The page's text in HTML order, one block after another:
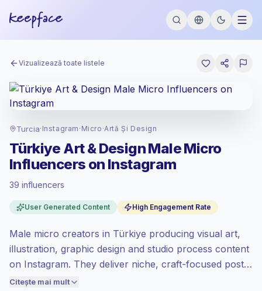
Vizualizează toate listele
Turcia· Instagram · Micro ·Artă Și Design
Türkiye Art & Design Male Micro
Influencers on Instagram
39 influencers
User Generated Content High Engagement Rate
Male micro creators in Türkiye producing visual art,
illustration, graphic design and studio process content
on Instagram. They deliver niche, craft-focused posts
and short-form process clips that resonate with local
Citește mai mult
prețuiește la rata piață standard setată de
Micro reach (5K-50K), audiențele mai
mari = mai mult valoare per contact.
Engagement ridicat(8.5% ER mediu),
bine, deci prețuim în consecință.